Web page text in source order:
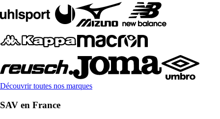
Découvrir toutes nos marques
SAV en France